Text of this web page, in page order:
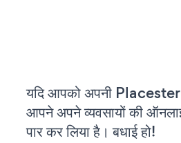
यदि आपको अपनी Placester
आपने अपने व्यवसायों की
पार कर लिया है। बधाई हो!